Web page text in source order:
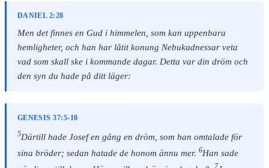
DANIEL 2:28
Men det finnes en Gud i himmelen, som kan uppenbara
hemligheter, och han har låtit konung Nebukadnessar veta
vad som skall ske i kommande dagar. Detta var din dröm och
den syn du hade på ditt läger:
GENESIS 37:5-10
5Därtill hade Josef en gång en dröm, som han omtalade för
sina bröder; sedan hatade de honom ännu mer. 6Han sade
7